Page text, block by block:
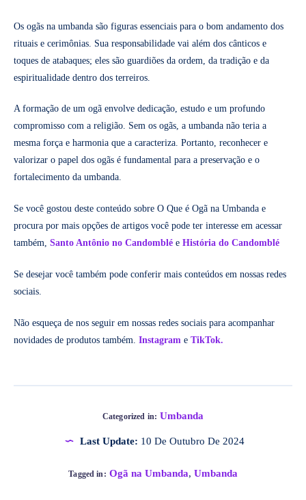
Os ogãs na umbanda são figuras essenciais para o bom andamento dos
rituais e cerimônias. Sua responsabilidade vai além dos cânticos e
toques de atabaques; eles são guardiões da ordem, da tradição e da
espiritualidade dentro dos terreiros.
A formação de um ogã envolve dedicação, estudo e um profundo
compromisso com a religião. Sem os ogãs, a umbanda não teria a
mesma força e harmonia que a caracteriza. Portanto, reconhecer e
valorizar o papel dos ogãs é fundamental para a preservação e o
fortalecimento da umbanda.
Se você gostou deste conteúdo sobre O Que é Ogã na Umbanda e
procura por mais opções de artigos você pode ter interesse em acessar
também, Santo Antônio no Candomblé e História do Candomblé
Se desejar você também pode conferir mais conteúdos em nossas redes
sociais.
Não esqueça de nos seguir em nossas redes sociais para acompanhar
novidades de produtos também. Instagram e TikTok.
Categorized in: Umbanda
Last Update: 10 De Outubro De 2024
Tagged in: Ogã na Umbanda, Umbanda